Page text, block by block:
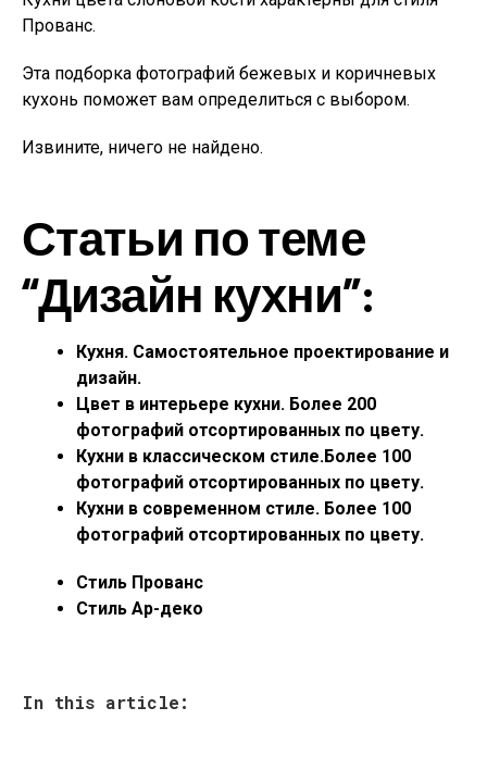
Прованс.
Эта подборка фотографий бежевых и коричневых
кухонь поможет вам определиться с выбором.
Извините, ничего не найдено.
Статьи по теме
“Дизайн кухни”:
Кухня. Самостоятельное проектирование и
дизайн.
Цвет в интерьере кухни. Более 200
фотографий отсортированных по цвету.
Кухни в классическом стиле.Более 100
фотографий отсортированных по цвету.
Кухни в современном стиле. Более 100
фотографий отсортированных по цвету.
Стиль Прованс
Стиль Ар-деко
In this article: